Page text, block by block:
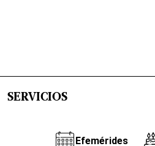
SERVICIOS
Efemérides